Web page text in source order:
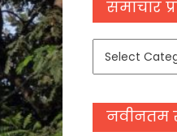
समाचार
समाचार
नवीनतम